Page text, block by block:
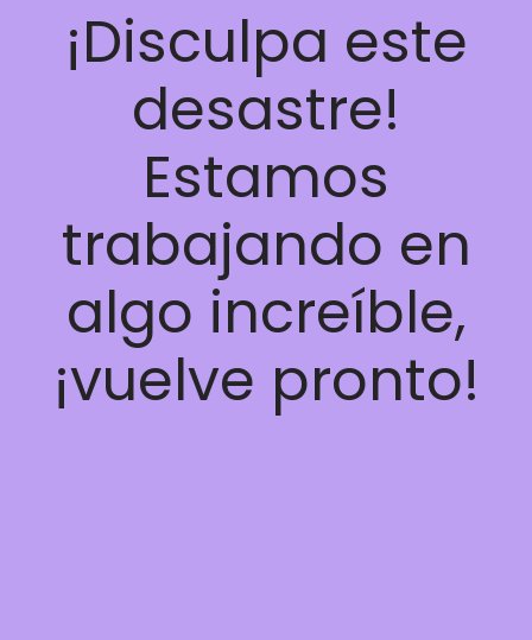
¡Disculpa este
desastre!
Estamos
trabajando en
algo increíble,
¡vuelve pronto!